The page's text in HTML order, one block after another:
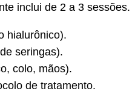
inclui de 2 a 3 sessões.
hialurônico).
seringas).
colo, mãos).
de tratamento.